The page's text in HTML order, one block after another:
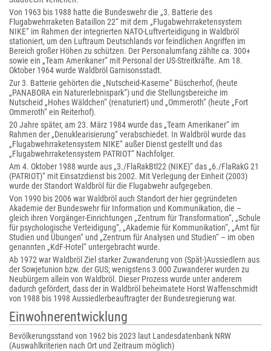
Von 1963 bis 1988 hatte die Bundeswehr die „3. Batterie des
Flugabwehrraketen Bataillon 22“ mit dem „Flugabwehrraketensystem
NIKE“ im Rahmen der integrierten NATO-Luftverteidigung in Waldbröl
stationiert, um den Luftraum Deutschlands vor feindlichen Angriffen im
Bereich großer Höhen zu schützen. Der Personalumfang zählte ca. 300+
sowie ein „Team Amerikaner“ mit Personal der US-Streitkräfte. Am 18.
Oktober 1964 wurde Waldbröl Garnisonsstadt.
Zur 3. Batterie gehörten die „Nutscheid-Kaserne“ Büscherhof, (heute
„PANABORA ein Naturerlebnispark“) und die Stellungsbereiche im
Nutscheid „Hohes Wäldchen“ (renaturiert) und „Ommeroth“ (heute „Fort
Ommeroth“ ein Reiterhof).
20 Jahre später, am 23. März 1984 wurde das „Team Amerikaner“ im
Rahmen der „Denuklearisierung“ verabschiedet. In Waldbröl wurde das
„Flugabwehrraketensystem NIKE“ außer Dienst gestellt und das
„Flugabwehrraketensystem PATRIOT“ Nachfolger.
Am 4. Oktober 1988 wurde aus „3./FlaRakBtl22 (NIKE)“ das „6./FlaRakG 21
(PATRIOT)“ mit Einsatzdienst bis 2002. Mit Verlegung der Einheit (2003)
wurde der Standort Waldbröl für die Flugabwehr aufgegeben.
Von 1990 bis 2006 war Waldbröl auch Standort der hier gegründeten
Akademie der Bundeswehr für Information und Kommunikation, die –
gleich ihren Vorgänger-Einrichtungen „Zentrum für Transformation“, „Schule
für psychologische Verteidigung“, „Akademie für Kommunikation“, „Amt für
Studien und Übungen“ und „Zentrum für Analysen und Studien“ – im oben
genannten „KdF-Hotel“ untergebracht wurde.
Ab 1972 war Waldbröl Ziel starker Zuwanderung von (Spät-)Aussiedlern aus
der Sowjetunion bzw. der GUS; wenigstens 3.000 Zuwanderer wurden zu
Neubürgern allein von Waldbröl. Dieser Prozess wurde unter anderem
dadurch gefördert, dass der in Waldbröl beheimatete Horst Waffenschmidt
von 1988 bis 1998 Aussiedlerbeauftragter der Bundesregierung war.
Einwohnerentwicklung
Bevölkerungsstand von 1962 bis 2023 laut Landesdatenbank NRW
(Auswahlkriterien nach Ort und Zeitraum möglich)